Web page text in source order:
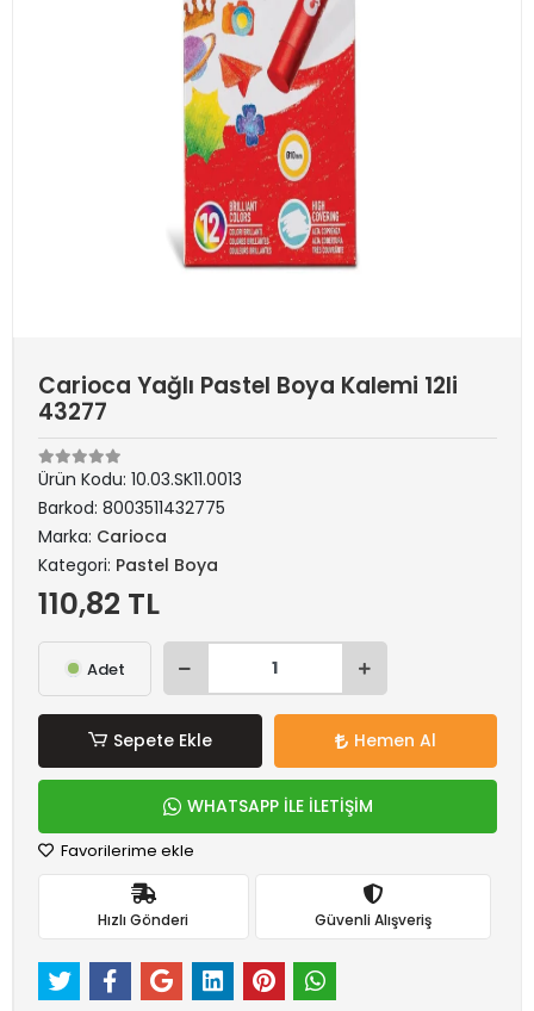
Carioca Yağlı Pastel Boya Kalemi 12li
43277
Ürün Kodu: 10.03.SK11.0013
Barkod: 8003511432775
Marka: Carioca
Kategori: Pastel Boya
110,82 TL
Adet
Sepete Ekle Hemen Al
WHATSAPP İLE İLETİŞİM
Favorilerime ekle
Hızlı Gönderi Güvenli Alışveriş